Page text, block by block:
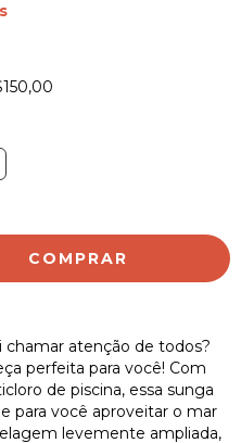
chamar atenção de todos?
perfeita para você! Com
de piscina, essa sunga
para você aproveitar o mar
levemente ampliada,